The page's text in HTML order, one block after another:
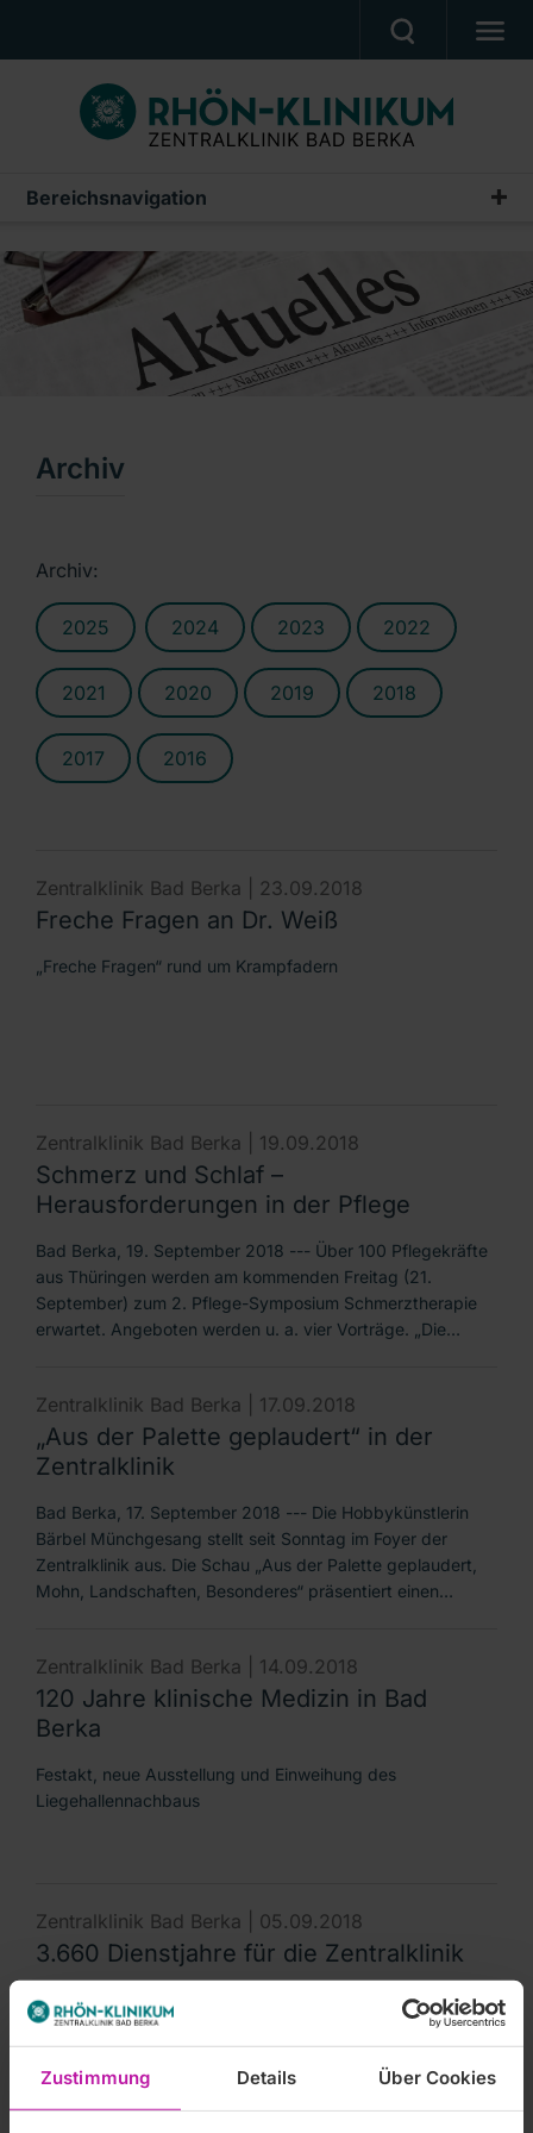
Zustimmung Details Über Cookies
UNSERE KLINIK
PATIENTEN & ANGEHÖRIGE
PRESSE, VERANSTALTUNGEN, FILME
Ein Unternehmen der RHÖN-KLINIKUM AG
Bereichsnavigation
Pressemeldungen
Archiv
Archiv
Archiv:
2025 2024 2023 2022
2021 2020 2019 2018
2017 2016
Zentralklinik Bad Berka | 23.09.2018
Freche Fragen an Dr. Weiß
„Freche Fragen“ rund um Krampfadern
Zentralklinik Bad Berka | 19.09.2018
Schmerz und Schlaf –
Herausforderungen in der Pflege
Bad Berka, 19. September 2018 --- Über 100 Pflegekräfte
aus Thüringen werden am kommenden Freitag (21.
September) zum 2. Pflege-Symposium Schmerztherapie
erwartet. Angeboten werden u. a. vier Vorträge. „Die…
Zentralklinik Bad Berka | 17.09.2018
„Aus der Palette geplaudert“ in der
Zentralklinik
Bad Berka, 17. September 2018 --- Die Hobbykünstlerin
Bärbel Münchgesang stellt seit Sonntag im Foyer der
Zentralklinik aus. Die Schau „Aus der Palette geplaudert,
Mohn, Landschaften, Besonderes“ präsentiert einen…
Zentralklinik Bad Berka | 14.09.2018
120 Jahre klinische Medizin in Bad
Berka
Festakt, neue Ausstellung und Einweihung des
Liegehallennachbaus
Zentralklinik Bad Berka | 05.09.2018
3.660 Dienstjahre für die Zentralklinik
141 Zentralklinikerinnen und Zentralkliniker feierten
Betriebsjubiläen